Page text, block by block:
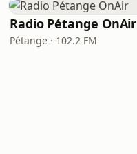
Radio Pétange OnAir
Pétange · 102.2 FM